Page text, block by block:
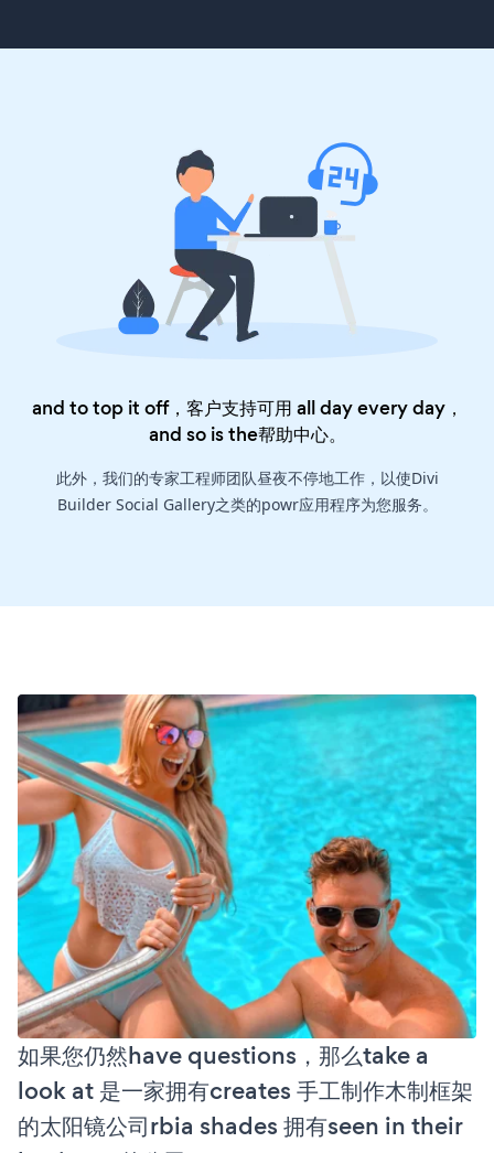
and to top it off，客户支持可用 all day every day，
and so is the帮助中心。
此外，我们的专家工程师团队昼夜不停地工作，以使Divi
Builder Social Gallery之类的powr应用程序为您服务。
如果您仍然have questions，那么take a
look at 是一家拥有creates 手工制作木制框架
的太阳镜公司rbia shades 拥有seen in their